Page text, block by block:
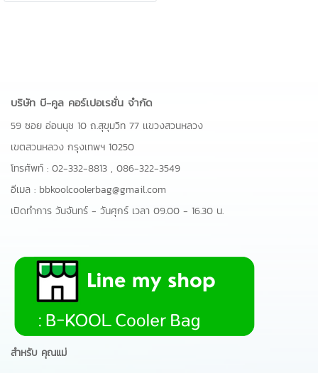
บริษัท บี-คูล คอร์เปอเรชั่น จำกัด
59 ซอย อ่อนนุช 10 ถ.สุขุมวิท 77 เเขวงสวนหลวง
เขตสวนหลวง กรุงเทพฯ 10250
โทรศัพท์ : 02-332-8813 , 086-322-3549
อีเมล : bbkoolcoolerbag@gmail.com
เปิดทำการ วันจันทร์ - วันศุกร์ เวลา 09.00 - 16.30 น.
สำหรับ คุณแม่